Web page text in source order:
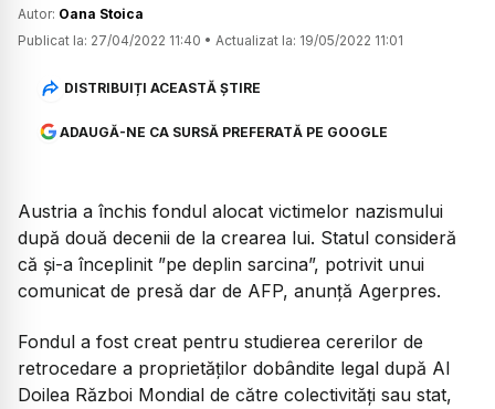
Autor: Oana Stoica
Publicat la: 27/04/2022 11:40 • Actualizat la: 19/05/2022 11:01
DISTRIBUIȚI ACEASTĂ ȘTIRE
ADAUGĂ-NE CA SURSĂ PREFERATĂ PE GOOGLE
Austria a închis fondul alocat victimelor nazismului
după două decenii de la crearea lui. Statul consideră
că și-a începlinit ”pe deplin sarcina”, potrivit unui
comunicat de presă dar de AFP, anunță Agerpres.
Fondul a fost creat pentru studierea cererilor de
retrocedare a proprietăților dobândite legal după Al
Doilea Război Mondial de către colectivități sau stat,